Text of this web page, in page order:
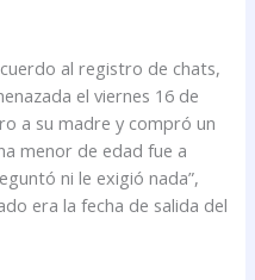
al registro de chats,
el viernes 16 de
a su madre y compró un
menor de edad fue a
ni le exigió nada”,
era la fecha de salida del